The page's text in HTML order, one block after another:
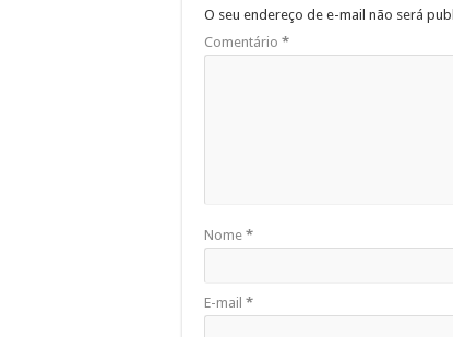
O seu endereço de e-mail não será
Comentário *
Nome *
E-mail *